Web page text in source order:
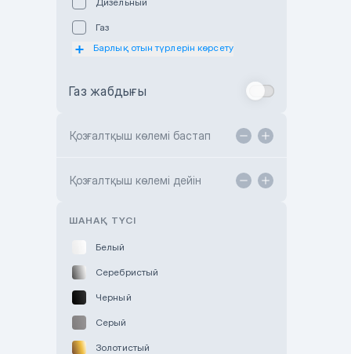
Subaru Motor Almaty
Toyota Astana
TANK Motors Karaganda
Газ
Барлық отын түрлерін көрсету
Газ жабдығы
Қозғалтқыш көлемі бастап
Қозғалтқыш көлемі дейін
ШАНАҚ ТҮСІ
Белый
Серебристый
Черный
Серый
Золотистый